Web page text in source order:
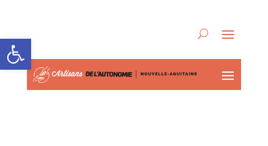
Ouvrir la barre d’outils